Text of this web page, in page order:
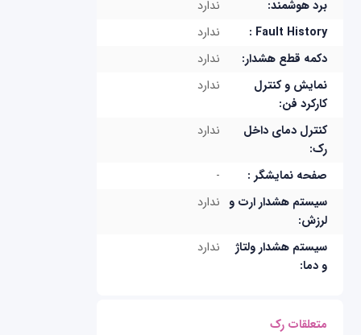
برد هوشمند:
ندارد
Fault History :
ندارد
دکمه قطع هشدار:
ندارد
نمایش و کنترل
کارکرد فن:
ندارد
کنترل دمای داخل
رک:
ندارد
صفحه نمایشگر :
-
سیستم هشدار ارت و
لرزش:
ندارد
سیستم هشدار ولتاژ
و دما:
ندارد
متعلقات رک